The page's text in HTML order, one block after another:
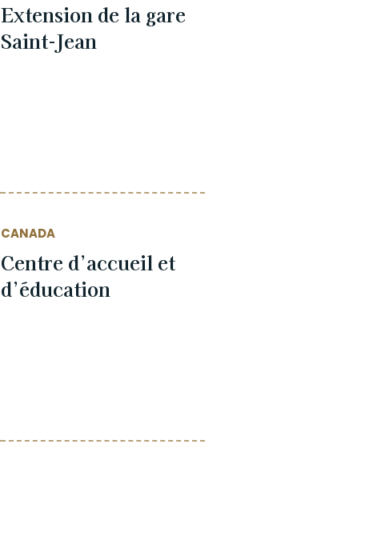
Extension de la gare
Saint-Jean
CANADA
Centre d’accueil et
d’éducation